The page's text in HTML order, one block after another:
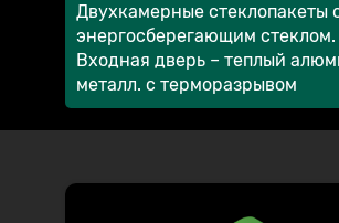
Двухкамерные стеклопакеты
энергосберегающим стеклом.
Входная дверь – теплый
металл. с терморазрывом